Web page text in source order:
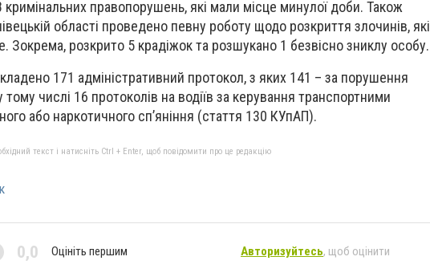
правопорушень, які мали місце минулої доби. Також
області проведено певну роботу щодо розкриття злочинів, які
Зокрема, розкрито 5 крадіжок та розшукано 1 безвісно зниклу особу.
171 адміністративний протокол, з яких 141 – за порушення
числі 16 протоколів на водіїв за керування транспортними
або наркотичного сп’яніння (стаття 130 КУпАП).
текст і натисніть Ctrl + Enter, щоб повідомити про це редакцію
0,0 Оцініть першим Авторизуйтесь, щоб оцінити